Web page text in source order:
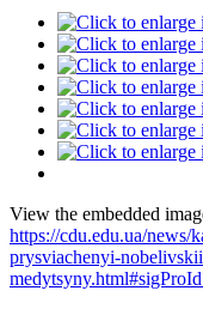
View the embedded
https://cdu.edu.ua/
prysviachenyi-